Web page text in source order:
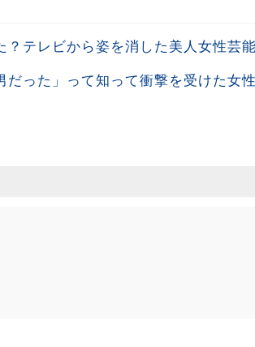
？テレビから姿を消した美人女性芸
だった」って知って衝撃を受けた女